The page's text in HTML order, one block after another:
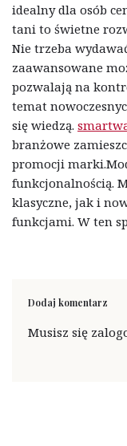
idealny dla osób
tani to świetne
Nie trzeba
zaawansowane
pozwalają na
temat
się wiedzą.
branżowe
promocji
funkcjonalnością.
klasyczne, jak i
funkcjami. W ten
Dodaj komentarz
Musisz się